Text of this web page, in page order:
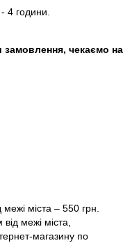
4 години.
замовлення, чекаємо на
міста – 550 грн.
межі міста,
магазину по